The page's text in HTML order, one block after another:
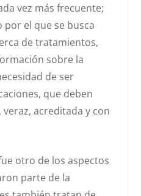
vez más frecuente;
el que se busca
de tratamientos,
sobre la
de ser
que deben
acreditada y con
otro de los aspectos
parte de la